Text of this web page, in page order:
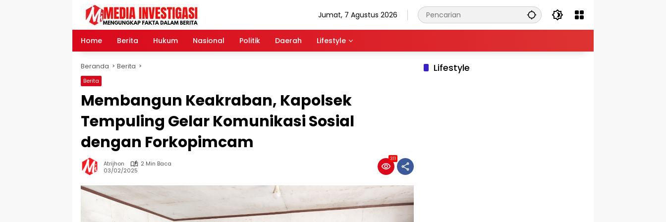
Jumat, 7 Agustus 2026
Home Berita Hukum Nasional Politik Daerah Lifestyle
Beranda Berita
Berita
Membangun Keakraban, Kapolsek
Tempuling Gelar Komunikasi Sosial
dengan Forkopimcam
Atrijhon
2 Min Baca
03/02/2025
311
Lifestyle